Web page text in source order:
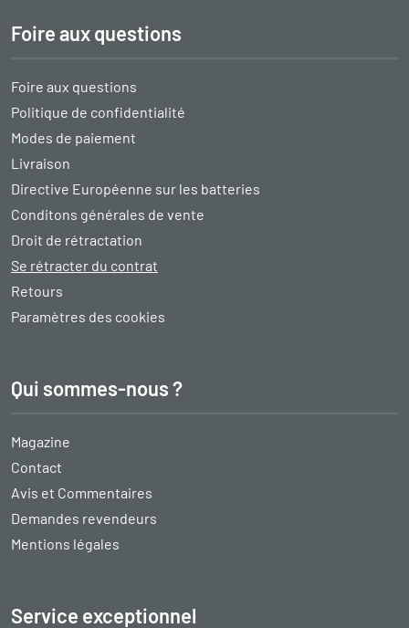
Foire aux questions
Foire aux questions
Politique de confidentialité
Modes de paiement
Livraison
Directive Européenne sur les batteries
Conditons générales de vente
Droit de rétractation
Se rétracter du contrat
Retours
Paramètres des cookies
Qui sommes-nous ?
Magazine
Contact
Avis et Commentaires
Demandes revendeurs
Mentions légales
Service exceptionnel